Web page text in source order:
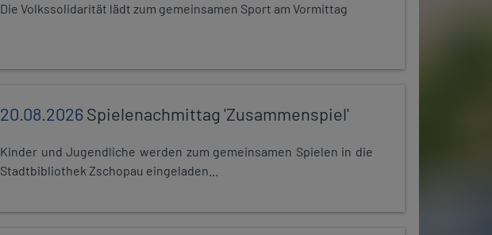
Die Volkssolidarität lädt zum gemeinsamen Sport am Vormittag
20.08.2026Spielenachmittag 'Zusammenspiel'
Kinder und Jugendliche werden zum gemeinsamen Spielen in die
Stadtbibliothek Zschopau eingeladen...